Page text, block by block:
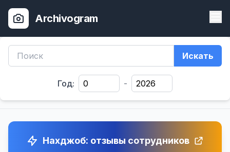
Archivogram
Искать
Год: -
Нахджоб: отзывы сотрудников